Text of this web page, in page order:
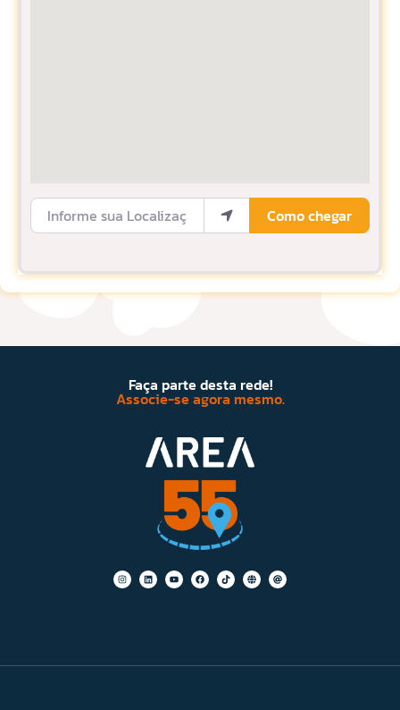
Informe sua Localização
Como chegar
Faça parte desta rede!
Associe-se agora mesmo.